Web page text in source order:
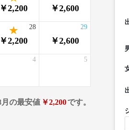
￥2,200 ￥2,600
￥2,200
28
￥2,600
29
4 5
月の最安値 ￥2,200です。